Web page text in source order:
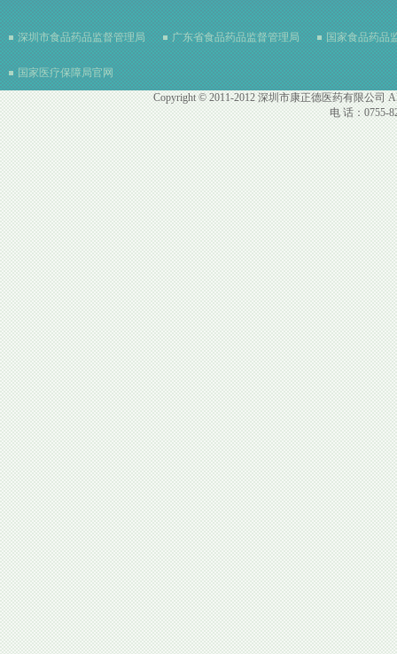
深圳市食品药品监督管理局 广东省食品药品监督管理局 国家食品药品
国家医疗保障局官网
Copyright © 2011-2012 深圳市康正德医药有限公司
电 话：0755-